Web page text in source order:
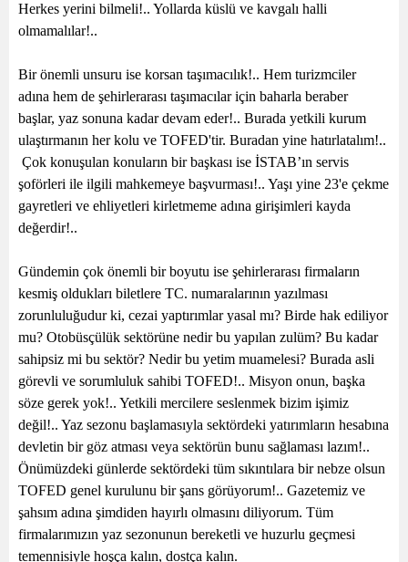
Herkes yerini bilmeli!.. Yollarda küslü ve kavgalı halli
olmamalılar!..
Bir önemli unsuru ise korsan taşımacılık!.. Hem turizmciler
adına hem de şehirlerarası taşımacılar için baharla beraber
başlar, yaz sonuna kadar devam eder!.. Burada yetkili kurum
ulaştırmanın her kolu ve TOFED'tir. Buradan yine hatırlatalım!..
Çok konuşulan konuların bir başkası ise İSTAB’ın servis
şoförleri ile ilgili mahkemeye başvurması!.. Yaşı yine 23'e çekme
gayretleri ve ehliyetleri kirletmeme adına girişimleri kayda
değerdir!..
Gündemin çok önemli bir boyutu ise şehirlerarası firmaların
kesmiş oldukları biletlere TC. numaralarının yazılması
zorunluluğudur ki, cezai yaptırımlar yasal mı? Birde hak ediliyor
mu? Otobüsçülük sektörüne nedir bu yapılan zulüm? Bu kadar
sahipsiz mi bu sektör? Nedir bu yetim muamelesi? Burada asli
görevli ve sorumluluk sahibi TOFED!.. Misyon onun, başka
söze gerek yok!.. Yetkili mercilere seslenmek bizim işimiz
değil!.. Yaz sezonu başlamasıyla sektördeki yatırımların hesabına
devletin bir göz atması veya sektörün bunu sağlaması lazım!..
Önümüzdeki günlerde sektördeki tüm sıkıntılara bir nebze olsun
TOFED genel kurulunu bir şans görüyorum!.. Gazetemiz ve
şahsım adına şimdiden hayırlı olmasını diliyorum. Tüm
firmalarımızın yaz sezonunun bereketli ve huzurlu geçmesi
temennisiyle hoşça kalın, dostça kalın.